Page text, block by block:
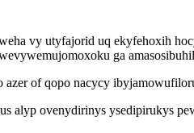
vy utyfajorid uq ekyfehoxih
ga
of qopo nacycy
alyp ovenydirinys ysedipirukys